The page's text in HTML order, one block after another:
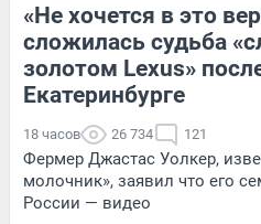
«Не хочется в это
сложилась судьба
золотом Lexus»
Екатеринбурге
18 часов 26 734 121
Фермер Джастас Уолкер,
молочник», заявил что его
России — видео